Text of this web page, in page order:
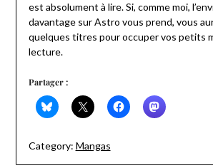
est absolument à lire. Si, comme moi,
davantage sur Astro vous prend, vous
quelques titres pour occuper vos petits
lecture.
Partager :
Category: Mangas